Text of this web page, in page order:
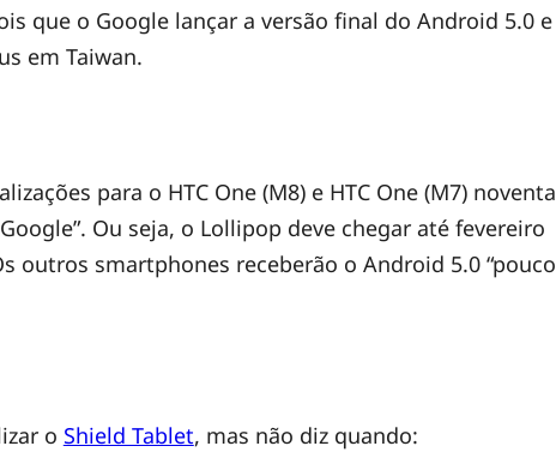
que o Google lançar a versão final do Android 5.0 e
em Taiwan.
para o HTC One (M8) e HTC One (M7) noventa
Ou seja, o Lollipop deve chegar até fevereiro
outros smartphones receberão o Android 5.0 “pouco
o Shield Tablet, mas não diz quando: